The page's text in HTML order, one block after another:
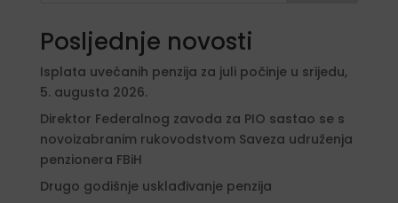
Posljednje novosti
Isplata uvećanih penzija za juli počinje u srijedu,
5. augusta 2026.
Direktor Federalnog zavoda za PIO sastao se s
novoizabranim rukovodstvom Saveza udruženja
penzionera FBiH
Drugo godišnje usklađivanje penzija